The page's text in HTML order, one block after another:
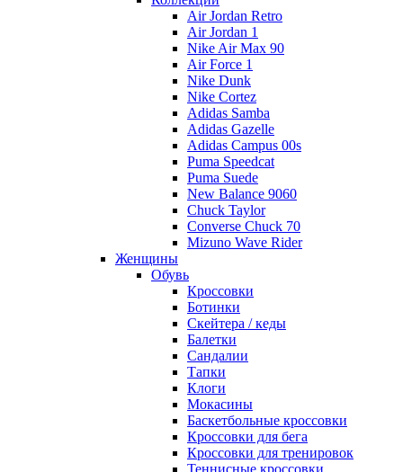
Air Jordan Retro
Air Jordan 1
Nike Air Max 90
Air Force 1
Nike Dunk
Nike Cortez
Adidas Samba
Adidas Gazelle
Adidas Campus 00s
Puma Speedcat
Puma Suede
New Balance 9060
Chuck Taylor
Converse Chuck 70
Mizuno Wave Rider
Женщины
Обувь
Кроссовки
Ботинки
Скейтера / кеды
Балетки
Сандалии
Тапки
Клоги
Мокасины
Баскетбольные кроссовки
Кроссовки для бега
Кроссовки для тренировок
Теннисные кроссовки